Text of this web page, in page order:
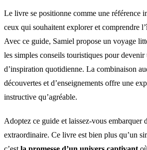
Le livre se positionne comme une référence
ceux qui souhaitent explorer et comprendre
Avec ce guide, Samiel propose un voyage
les simples conseils touristiques pour devenir
d’inspiration quotidienne. La combinaison
découvertes et d’enseignements offre une
instructive qu’agréable.
Adoptez ce guide et laissez-vous embarquer
extraordinaire. Ce livre est bien plus qu’un